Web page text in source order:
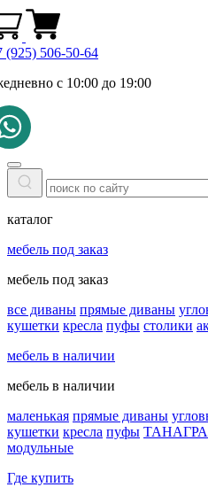
(925) 506-50-64
с 10:00 до 19:00
каталог
мебель под заказ
мебель под заказ
все диваны прямые диваны
кушетки кресла пуфы столики
мебель в наличии
мебель в наличии
маленькая прямые диваны
кушетки кресла пуфы ТАНАГРА
модульные
Где купить